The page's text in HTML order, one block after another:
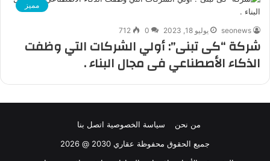
مميز
seonews يوليو 18, 2023 0
712
شركة “كى تبنى”: أولي الشركات التي وظفت
الذكاء الأصطناعي فى مجال البناء .
من نحن سياسة الخصوصية اتصل بنا
جميع الحقوق محفوظة عقاري 2030 @ 2026